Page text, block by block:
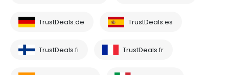
TrustDeals.de TrustDeals.es
TrustDeals.fi TrustDeals.fr